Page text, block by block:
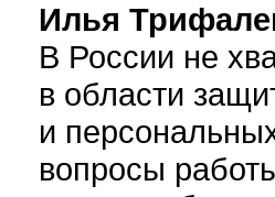
Илья
В России не
в области
и
вопросы